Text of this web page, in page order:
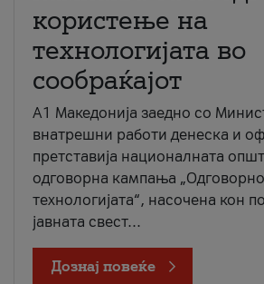
користење на
технологијата во
сообраќајот
A1 Македонија заедно со
внатрешни работи денеска и
претставија националната
одговорна кампања
технологијата“, насочена кон
јавната свест...
Дознај повеќе